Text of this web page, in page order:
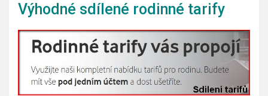
Výhodné sdílené rodinné tarify